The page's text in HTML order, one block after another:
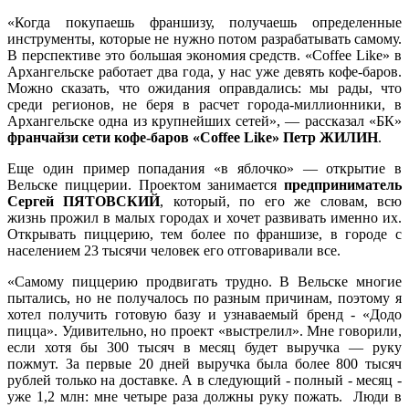
«Когда покупаешь франшизу, получаешь определенные
инструменты, которые не нужно потом разрабатывать самому.
В перспективе это большая экономия средств. «Coffee Like» в
Архангельске работает два года, у нас уже девять кофе-баров.
Можно сказать, что ожидания оправдались: мы рады, что
среди регионов, не беря в расчет города-миллионники, в
Архангельске одна из крупнейших сетей», — рассказал «БК»
франчайзи сети кофе-баров «Coffee Like» Петр ЖИЛИН.
Еще один пример попадания «в яблочко» — открытие в
Вельске пиццерии. Проектом занимается предприниматель
Сергей ПЯТОВСКИЙ, который, по его же словам, всю
жизнь прожил в малых городах и хочет развивать именно их.
Открывать пиццерию, тем более по франшизе, в городе с
населением 23 тысячи человек его отговаривали все.
«Самому пиццерию продвигать трудно. В Вельске многие
пытались, но не получалось по разным причинам, поэтому я
хотел получить готовую базу и узнаваемый бренд - «Додо
пицца». Удивительно, но проект «выстрелил». Мне говорили,
если хотя бы 300 тысяч в месяц будет выручка — руку
пожмут. За первые 20 дней выручка была более 800 тысяч
рублей только на доставке. А в следующий - полный - месяц -
уже 1,2 млн: мне четыре раза должны руку пожать. Люди в